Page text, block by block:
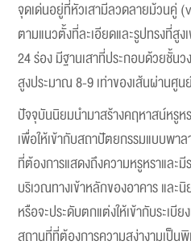
จุดเด่นอยู่ที่หัวเสามีลวดลายม้วนคู่
ตามแนวตั้งที่ละเอียดและรูปทรงที่สู
24 ร่อง มีฐานเสาที่ประกอบด้วยชั้น
สูงประมาณ 8-9 เท่าของเส้นผ่านศูน
ปัจจุบันนิยมนำมาสร้างคฤหาสน์หรูห
เพื่อให้เข้ากับสถาปัตยกรรมแบบพาล
ที่ต้องการแสดงถึงความหรูหราและ
บริเวณทางเข้าหลักของอาคาร และ
หรือจะประดับตกแต่งให้เข้ากับระเบี
สถานที่ที่ต้องการความสง่างามเป็น